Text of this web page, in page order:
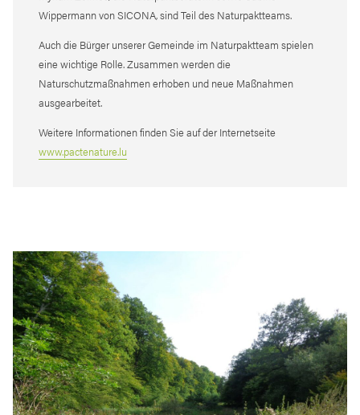
Wippermann von SICONA, sind Teil des Naturpaktteams.
Auch die Bürger unserer Gemeinde im Naturpaktteam spielen
eine wichtige Rolle. Zusammen werden die
Naturschutzmaßnahmen erhoben und neue Maßnahmen
ausgearbeitet.
Weitere Informationen finden Sie auf der Internetseite
www.pactenature.lu